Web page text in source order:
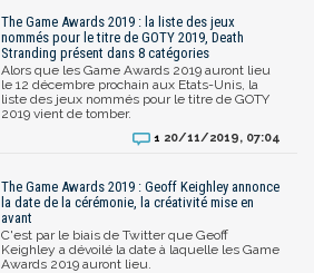
The Game Awards 2019 : la liste des jeux
nommés pour le titre de GOTY 2019, Death
Stranding présent dans 8 catégories
Alors que les Game Awards 2019 auront lieu
le 12 décembre prochain aux Etats-Unis, la
liste des jeux nommés pour le titre de GOTY
2019 vient de tomber.
1 20/11/2019, 07:04
The Game Awards 2019 : Geoff Keighley annonce
la date de la cérémonie, la créativité mise en
avant
C'est par le biais de Twitter que Geoff
Keighley a dévoilé la date à laquelle les Game
Awards 2019 auront lieu.